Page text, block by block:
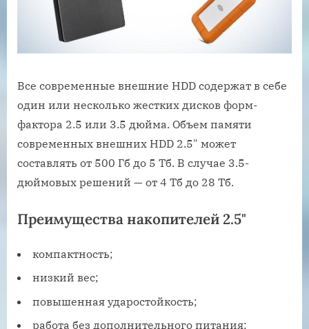
Все современные внешние HDD содержат в себе
один или несколько жестких дисков форм-
фактора 2.5 или 3.5 дюйма. Объем памяти
современных внешних HDD 2.5" может
составлять от 500 Гб до 5 Тб. В случае 3.5-
дюймовых решений — от 4 Тб до 28 Тб.
Преимущества накопителей 2.5"
компактность;
низкий вес;
повышенная ударостойкость;
работа без дополнительного питания;